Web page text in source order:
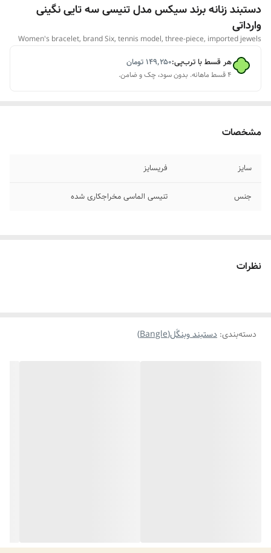
دستبند زنانه برند سیکس مدل تنیسی سه تایی نگینی
وارداتی
Women's bracelet, brand Six, tennis model, three-piece, imported jewels
هر قسط با ترب‌پی:۱۴۹٬۲۵۰تومان
۴ قسط ماهانه. بدون سود، چک و ضامن.
مشخصات
سایز فریسایز
جنس تنیسی الماسی مخراجکاری شده
نظرات
دسته‌بندی: دستبند وبنگَل(Bangle)